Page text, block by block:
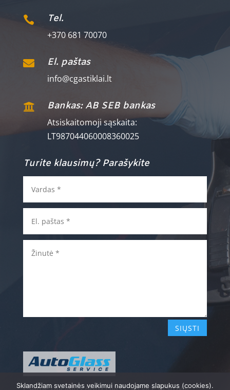
 Tel.
+370 681 70070
 El. paštas
info@cgastiklai.lt
 Bankas: AB SEB bankas
Atsiskaitomoji sąskaita:
LT987044060008360025
Turite klausimų? Parašykite
SIŲSTI
Sklandžiam svetainės veikimui naudojame slapukus (cookies).